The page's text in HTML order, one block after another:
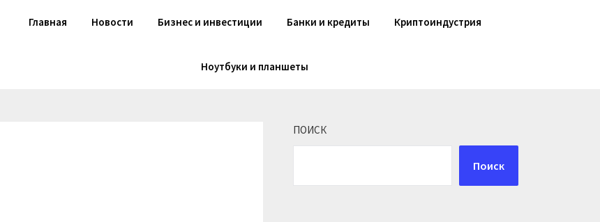
Главная Новости Бизнес и инвестиции Банки и кредиты Криптоиндустрия
Ноутбуки и планшеты
ПОИСК
Поиск